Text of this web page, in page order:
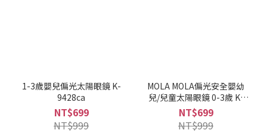
1-3歲嬰兒偏光太陽眼鏡 K-
9428ca
NT$699
NT$999
MOLA MOLA偏光安全嬰幼
兒/兒童太陽眼鏡 0-3歲 K-
9433
NT$699
NT$999